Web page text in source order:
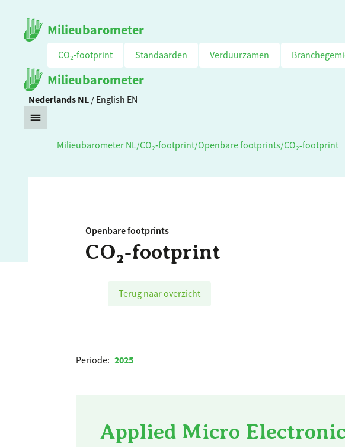
Milieubarometer
CO₂‑footprint Standaarden Verduurzamen
Milieubarometer
Nederlands NL / English EN
Milieubarometer NL /CO₂‑footprint/Openbare footprints/CO₂‑footprint
Openbare footprints
CO₂‑footprint
Terug naar overzicht
Periode: 2025
Applied Micro